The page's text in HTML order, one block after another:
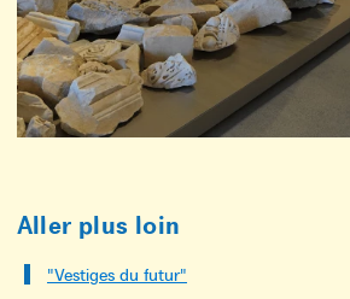
Aller plus loin
"Vestiges du futur"